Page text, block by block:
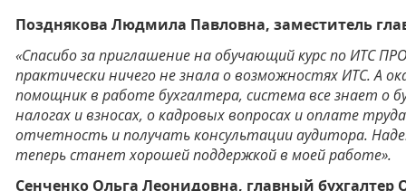
Позднякова Людмила Павловна, заместитель
«Спасибо за приглашение на обучающий курс по ИТС
практически ничего не знала о возможностях ИТС. А
помощник в работе бухгалтера, система все знает о
налогах и взносах, о кадровых вопросах и оплате
отчетность и получать консультации аудитора.
теперь станет хорошей поддержкой в моей работе».
Сенченко Ольга Леонидовна, главный бухгалтер